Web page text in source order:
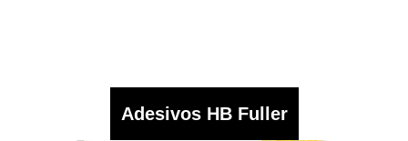
Adesivos HB Fuller